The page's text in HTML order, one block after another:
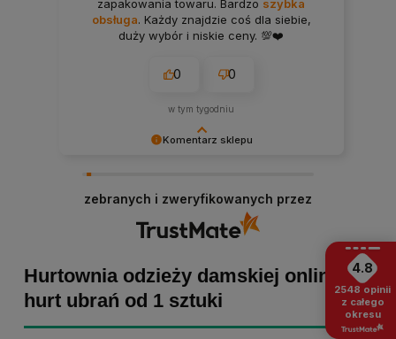
Komentarz sklepu
tym bardziej cieszymy się, że zakup przebiegł
pomyślnie. Obiecujemy utrzymać dobrą passę -
zapraszamy ponownie! :)
zapakowania towaru. Bardzo szybka
obsługa. Każdy znajdzie coś dla siebie,
duży wybór i niskie ceny. 💯❤️
0 0
w tym tygodniu
zebranych i zweryfikowanych przez
Hurtownia odzieży damskiej online -
hurt ubrań od 1 sztuki
4.8
2548 opinii
z całego
okresu